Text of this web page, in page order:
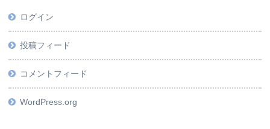
ログイン
投稿フィード
コメントフィード
WordPress.org